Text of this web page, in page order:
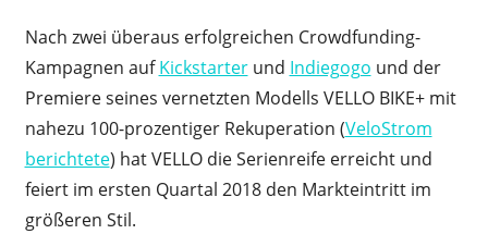
Nach zwei überaus erfolgreichen Crowdfunding-
Kampagnen aufKickstarterund Indiegogo und der
Premiere seines vernetzten Modells VELLO BIKE+ mit
nahezu 100-prozentiger Rekuperation (VeloStrom
berichtete) hat VELLO die Serienreife erreicht und
feiert im ersten Quartal 2018 den Markteintritt im
größeren Stil.